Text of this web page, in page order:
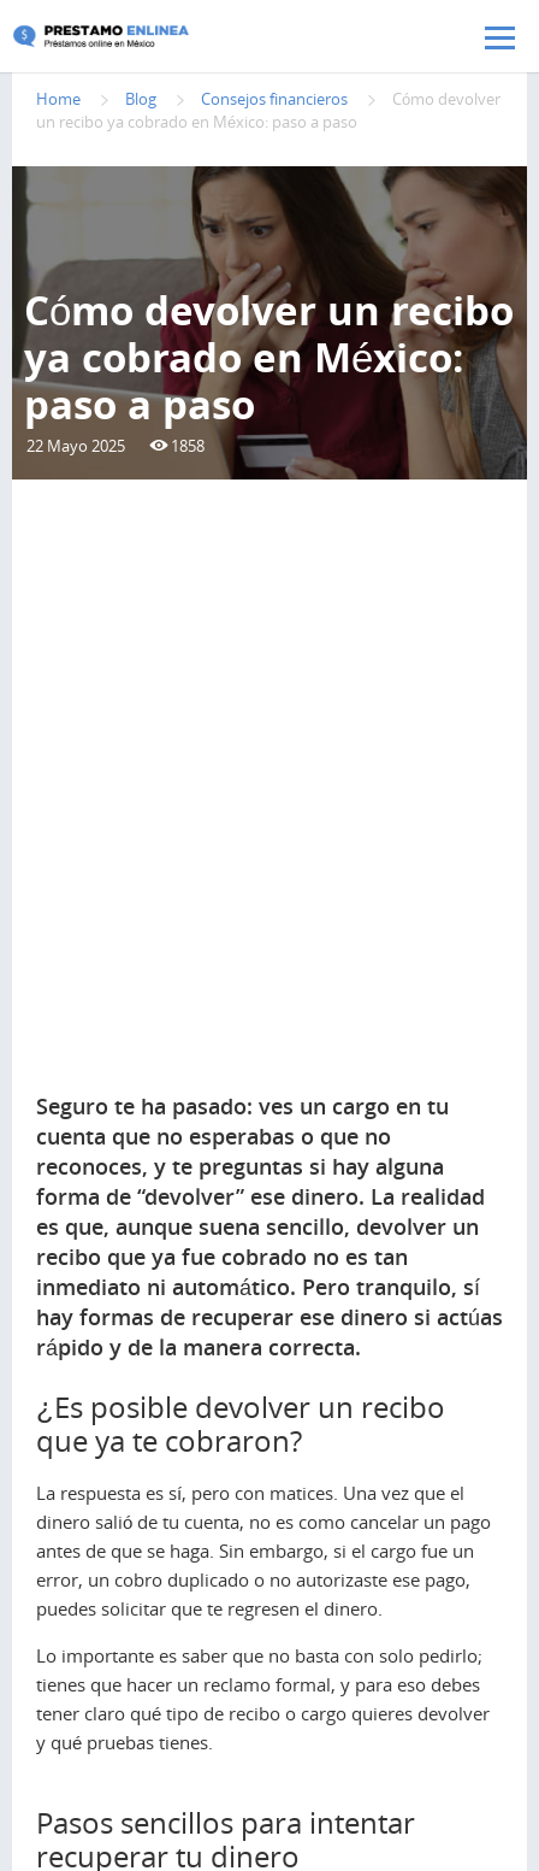
Pasar al contenido principal
Home Blog Consejos financieros
Cómo devolver
un recibo ya cobrado en México: paso a paso
Cómo devolver un recibo
ya cobrado en México:
paso a paso
22 Mayo 2025 1858
Seguro te ha pasado: ves un cargo en tu
cuenta que no esperabas o que no
reconoces, y te preguntas si hay alguna
forma de “devolver” ese dinero. La realidad
es que, aunque suena sencillo, devolver un
recibo que ya fue cobrado no es tan
inmediato ni automático. Pero tranquilo, sí
hay formas de recuperar ese dinero si actúas
rápido y de la manera correcta.
¿Es posible devolver un recibo
que ya te cobraron?
La respuesta es sí, pero con matices. Una vez que el
dinero salió de tu cuenta, no es como cancelar un pago
antes de que se haga. Sin embargo, si el cargo fue un
error, un cobro duplicado o no autorizaste ese pago,
puedes solicitar que te regresen el dinero.
Lo importante es saber que no basta con solo pedirlo;
tienes que hacer un reclamo formal, y para eso debes
tener claro qué tipo de recibo o cargo quieres devolver
y qué pruebas tienes.
Pasos sencillos para intentar
recuperar tu dinero